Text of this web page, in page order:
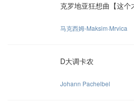
克罗地亚狂想曲【这个
马克西姆-Maksim·Mrvica
D大调卡农
Johann Pachelbel